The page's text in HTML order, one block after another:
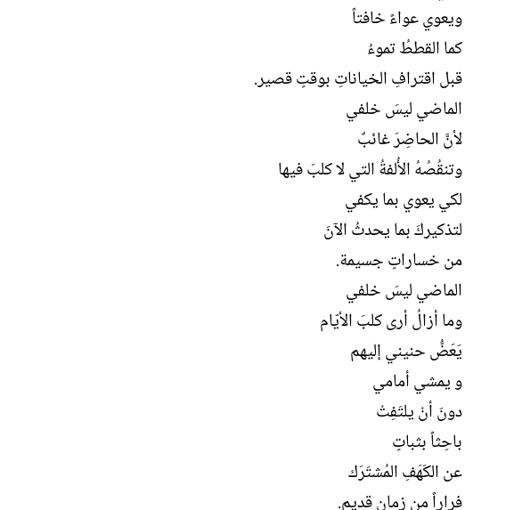
ويعوي عواءً خافتاً
كما القططُ تموءُ
قبل اقترافِ الخياناتِ بوقتٍ قصير.
الماضي ليسَ خلفي
لأنَّ الحاضِرَ غائبٌ
وتنقُصُهُ الأُلفةُ التي لا كلبَ فيها
لكي يعوي بما يكفي
لتذكيركَ بما يحدثُ الآنَ
من خساراتٍ جسيمة.
الماضي ليسَ خلفي
وما أزالُ أرى كلبَ الأيّام
يَعَضُّ حنيني إليهم
و يمشي أمامي
دونَ أنْ يلتَفِتْ
باحِثاً بثباتٍ
عن الكَهَفِ المُشتَرَك